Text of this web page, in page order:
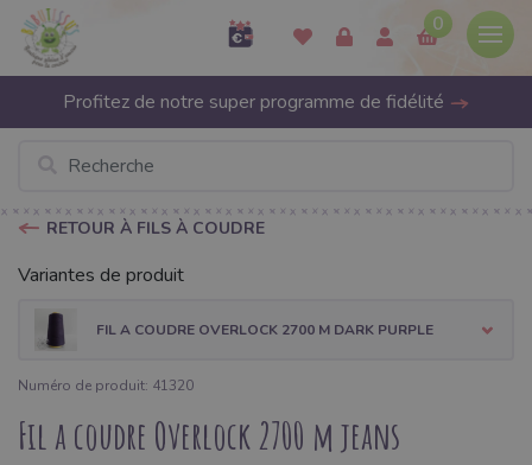
0
Profitez de notre super programme de fidélité
RETOUR À FILS À COUDRE
Variantes de produit
FIL A COUDRE OVERLOCK 2700 M DARK PURPLE
Numéro de produit: 41320
Fil a coudre Overlock 2700 m jeans